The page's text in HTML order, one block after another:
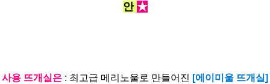
안 ★
사용 뜨개실은 : 최고급 메리노울로 만들어진 [에이미울 뜨개실]